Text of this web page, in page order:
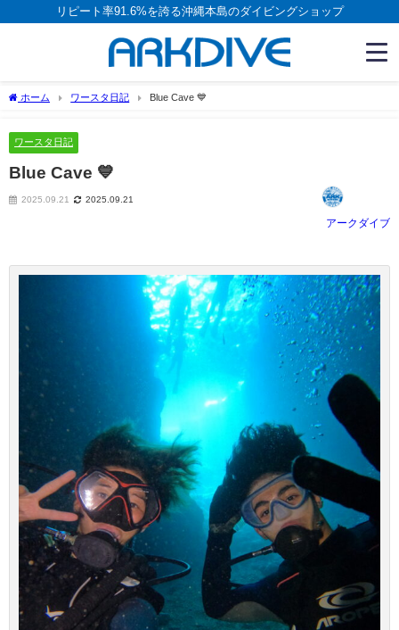
リピート率91.6%を誇る沖縄本島のダイビングショップ
ホーム ワースタ日記 Blue Cave 💙
ワースタ日記
Blue Cave 💙
2025.09.21 2025.09.21
アークダイブ